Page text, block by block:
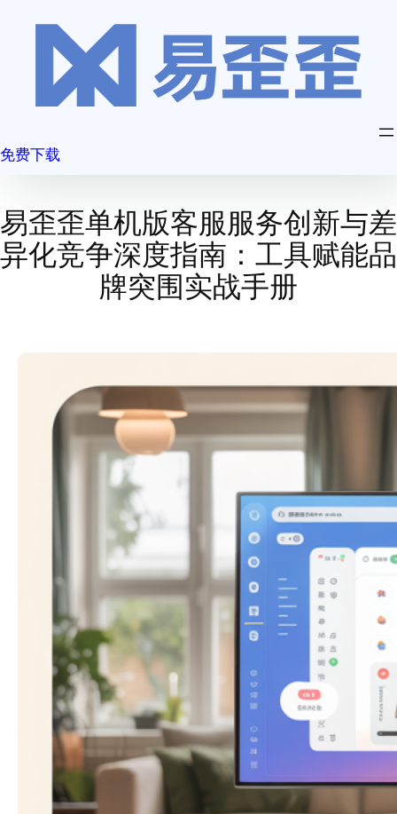
免费下载
易歪歪单机版客服服务创新与差
异化竞争深度指南：工具赋能品
牌突围实战手册